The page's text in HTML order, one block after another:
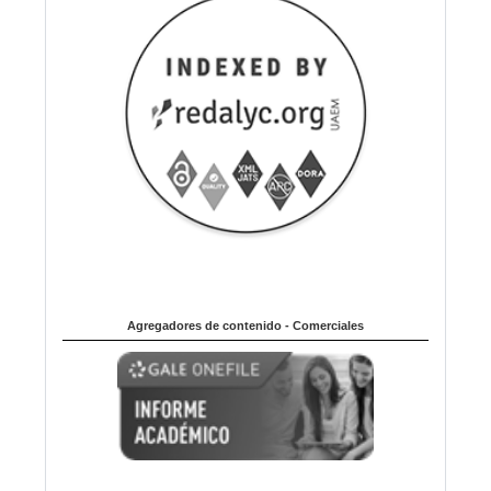
Agregadores de contenido - Comerciales